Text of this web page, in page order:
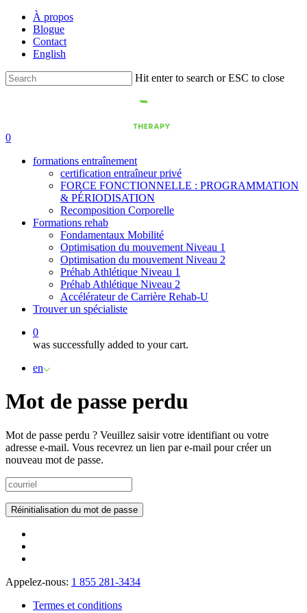
Skip
main
content
À propos
Blogue
Contact
English
Hit enter to search or ESC to close
0
formations entraînement
certification entraîneur privé
FORCE FONCTIONNELLE : PROGRAMMATION
& PÉRIODISATION
Recomposition Corporelle
Formations rehab
Fondamentaux Mobilité
Optimisation du mouvement Niveau 1
Optimisation du mouvement Niveau 2
Préhab Athlétique Niveau 1
Préhab Athlétique Niveau 2
Accélérateur de Carrière Rehab-U
Trouver un spécialiste
0
was successfully added to your cart.
en
Mot de passe perdu
Mot de passe perdu ? Veuillez saisir votre identifiant ou votre
adresse e-mail. Vous recevrez un lien par e-mail pour créer un
nouveau mot de passe.
Réinitialisation du mot de passe
Appelez-nous: 1 855 281-3434
Termes et conditions